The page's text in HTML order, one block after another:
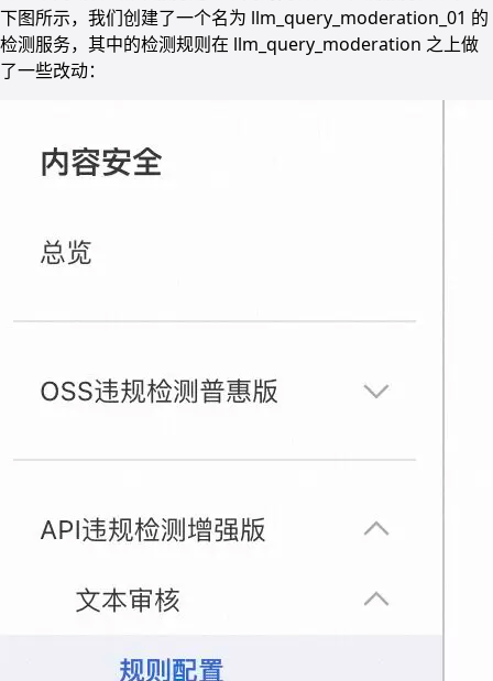
下图所示，我们创建了一个名为 llm_query_moderation_01 的
检测服务，其中的检测规则在 llm_query_moderation 之上做
了一些改动：